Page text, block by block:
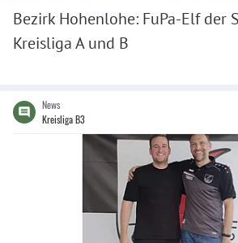
Bezirk Hohenlohe: FuPa-Elf der
Kreisliga A und B
News
Kreisliga B3